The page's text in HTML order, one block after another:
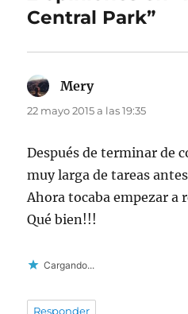
Central Park”
Merydice:
22 mayo 2015 a las 19:35
Después de terminar de
muy larga de tareas
Ahora tocaba empezar a
Qué bien!!!
Cargando...
Responder